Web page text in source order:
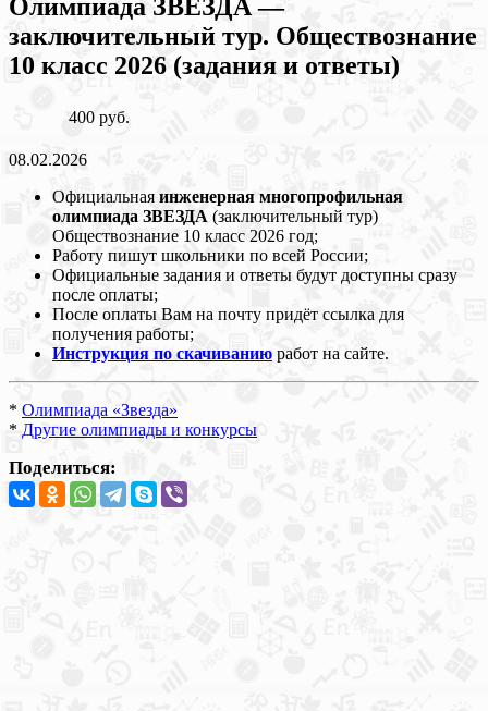
Олимпиада ЗВЕЗДА —
заключительный тур. Обществознание
10 класс 2026 (задания и ответы)
400 руб.
08.02.2026
Официальная инженерная многопрофильная
олимпиада ЗВЕЗДА (заключительный тур)
Обществознание 10 класс 2026 год;
Работу пишут школьники по всей России;
Официальные задания и ответы будут доступны сразу
после оплаты;
После оплаты Вам на почту придёт ссылка для
получения работы;
Инструкция по скачиванию работ на сайте.
* Олимпиада «Звезда»
* Другие олимпиады и конкурсы
Поделиться: